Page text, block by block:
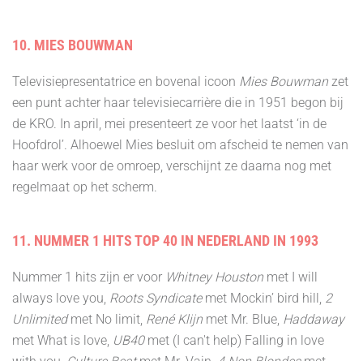
10. MIES BOUWMAN
Televisiepresentatrice en bovenal icoon Mies Bouwman zet
een punt achter haar televisiecarrière die in 1951 begon bij
de KRO. In april, mei presenteert ze voor het laatst ‘in de
Hoofdrol’. Alhoewel Mies besluit om afscheid te nemen van
haar werk voor de omroep, verschijnt ze daarna nog met
regelmaat op het scherm.
11. NUMMER 1 HITS TOP 40 IN NEDERLAND IN 1993
Nummer 1 hits zijn er voor Whitney Houston met I will
always love you, Roots Syndicatemet Mockin’ bird hill, 2
Unlimitedmet No limit, René Klijn met Mr. Blue, Haddaway
met What is love, UB40met (I can't help) Falling in love